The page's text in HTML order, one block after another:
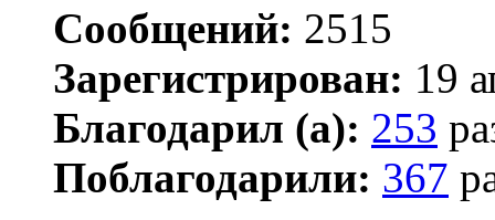
Сообщений: 2515
Зарегистрирован: 19
Благодарил (а): 253
Поблагодарили: 367